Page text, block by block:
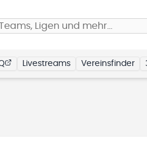
Ligen und mehr…
Livestreams Vereinsfinder